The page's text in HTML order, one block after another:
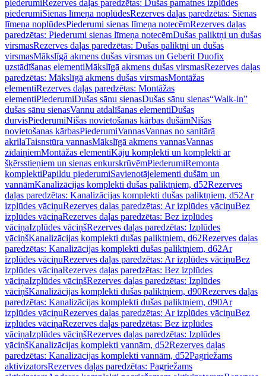
piederumiRezerves daļas paredzētas: Dušas pamatnes izplūdes
piederumiSienas līmeņa noplūdesRezerves daļas paredzētas: Sienas
līmeņa noplūdesPiederumi sienas līmeņa notecēmRezerves daļas
paredzētas: Piederumi sienas līmeņa notecēmDušas paliktņi un dušas
virsmasRezerves daļas paredzētas: Dušas paliktņi un dušas
virsmasMākslīgā akmens dušas virsmas un Geberit Duofix
uzstādīšanas elementiMākslīgā akmens dušas virsmasRezerves daļas
paredzētas: Mākslīgā akmens dušas virsmasMontāžas
elementiRezerves daļas paredzētas: Montāžas
elementiPiederumiDušas sānu sienasDušas sānu sienas“Walk-in”
dušas sānu sienasVannu atdalīšanas elementiDušas
durvisPiederumiNišas novietošanas kārbas dušāmNišas
novietošanas kārbasPiederumiVannasVannas no sanitārā
akrilaTaisnstūra vannasMākslīgā akmens vannasVannas
zīdaiņiemMontāžas elementiKāju komplekti un komplekti ar
šķērsstieņiem un sienas enkurskrūvēmPiederumiRemonta
komplektiPapildu piederumiSavienotājelementi dušām un
vannāmKanalizācijas komplekti dušas paliktņiem, d52Rezerves
daļas paredzētas: Kanalizācijas komplekti dušas paliktņiem, d52Ar
izplūdes vāciņuRezerves daļas paredzētas: Ar izplūdes vāciņuBez
izplūdes vāciņaRezerves daļas paredzētas: Bez izplūdes
vāciņaIzplūdes vāciņšRezerves daļas paredzētas: Izplūdes
vāciņšKanalizācijas komplekti dušas paliktņiem, d62Rezerves daļas
paredzētas: Kanalizācijas komplekti dušas paliktņiem, d62Ar
izplūdes vāciņuRezerves daļas paredzētas: Ar izplūdes vāciņuBez
izplūdes vāciņaRezerves daļas paredzētas: Bez izplūdes
vāciņaIzplūdes vāciņšRezerves daļas paredzētas: Izplūdes
vāciņšKanalizācijas komplekti dušas paliktņiem, d90Rezerves daļas
paredzētas: Kanalizācijas komplekti dušas paliktņiem, d90Ar
izplūdes vāciņuRezerves daļas paredzētas: Ar izplūdes vāciņuBez
izplūdes vāciņaRezerves daļas paredzētas: Bez izplūdes
vāciņaIzplūdes vāciņšRezerves daļas paredzētas: Izplūdes
vāciņšKanalizācijas komplekti vannām, d52Rezerves daļas
paredzētas: Kanalizācijas komplekti vannām, d52Pagriežams
aktivizatorsRezerves daļas paredzētas: Pagriežams